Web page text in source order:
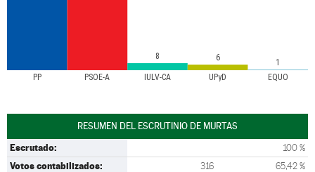
PP PSOE-A IULV-CA UPyD EQUO
8 6 1
RESUMEN DEL ESCRUTINIO DE MURTAS
Escrutado: 100 %
Votos contabilizados: 316 65,42 %